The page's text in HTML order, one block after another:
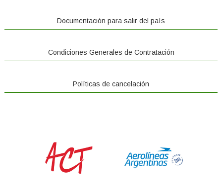
Documentación para salir del país
Condiciones Generales de Contratación
Políticas de cancelación